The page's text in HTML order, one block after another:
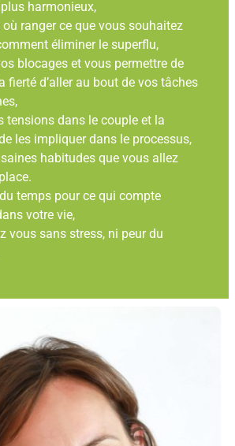
harmonieux,
où ranger ce que vous souhaitez
éliminer le superflu,
blocages et vous permettre de
fierté d’aller au bout de vos tâches
tensions dans le couple et la
les impliquer dans le processus,
habitudes que vous allez
temps pour ce qui compte
votre vie,
vous sans stress, ni peur du